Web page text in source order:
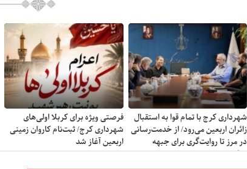
شهرداری کرج با تمام قوا به استقبال
زائران اربعین می‌رود/ از خدمت‌رسانی
در مرز تا روایت‌گری برای جبهه
مقاومت
فرصتی ویژه برای کربلا اولی‌های
شهرداری کرج/ ثبت‌نام کاروان زمینی
اربعین آغاز شد